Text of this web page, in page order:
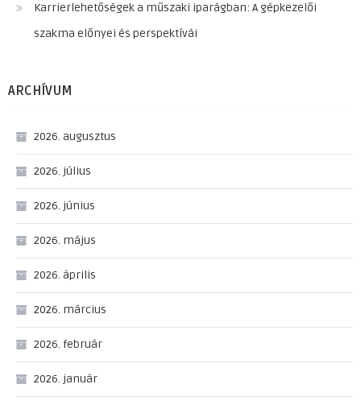
Karrierlehetőségek a műszaki iparágban: A gépkezelői
szakma előnyei és perspektívái
ARCHÍVUM
2026. augusztus
2026. július
2026. június
2026. május
2026. április
2026. március
2026. február
2026. január